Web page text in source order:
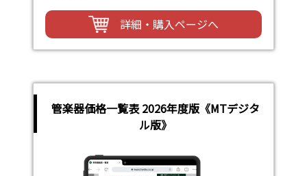
詳細・購入ページへ
管楽器価格一覧表 2026年度版《MTデジタ
ル版》